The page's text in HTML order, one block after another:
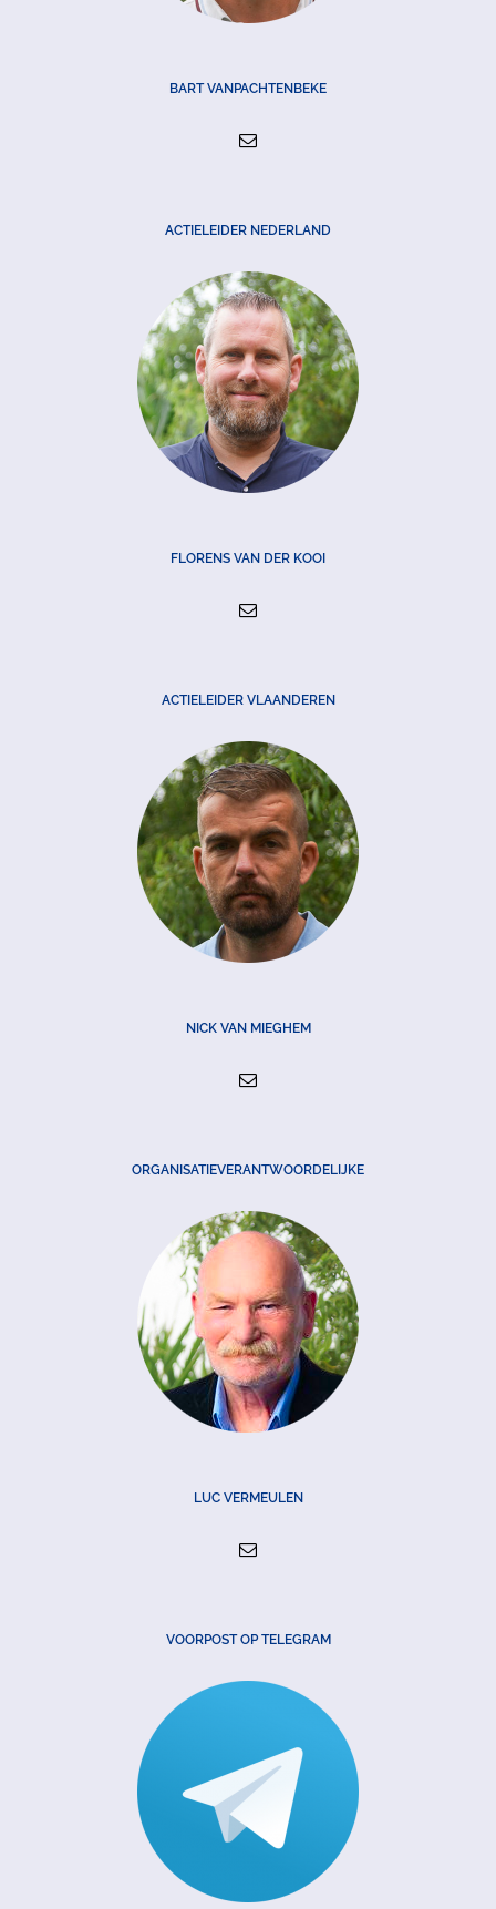
BART VANPACHTENBEKE
ACTIELEIDER NEDERLAND
FLORENS VAN DER KOOI
ACTIELEIDER VLAANDEREN
NICK VAN MIEGHEM
ORGANISATIEVERANTWOORDELIJKE
LUC VERMEULEN
VOORPOST OP TELEGRAM